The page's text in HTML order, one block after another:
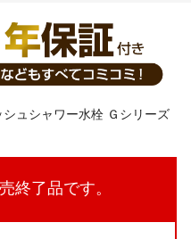
終了品です。